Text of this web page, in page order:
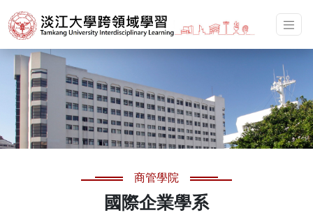
商管學院
國際企業學系